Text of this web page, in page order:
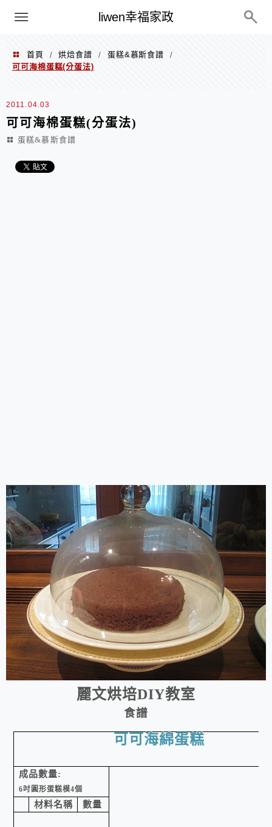
liwen幸福家政
menu
首頁 / 烘焙食譜 / 蛋糕&慕斯食譜
/
可可海棉蛋糕(分蛋法)
2011.04.03
可可海棉蛋糕(分蛋法)
蛋糕&慕斯食譜
麗文烘培DIY教室
食譜
可可海綿蛋糕
成品數量:
6吋圓形蛋糕模4個
材料名稱 數量